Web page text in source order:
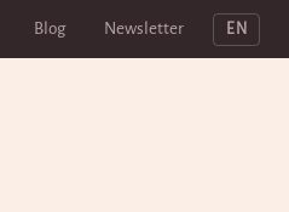
Blog Newsletter EN